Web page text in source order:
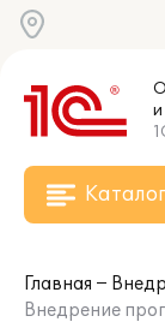
и
Каталог
Главная
Внедрение